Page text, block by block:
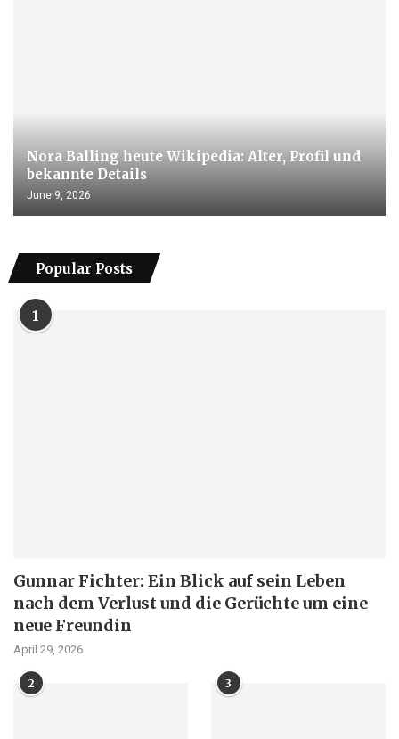
Nora Balling heute Wikipedia: Alter, Profil und
bekannte Details
June 9, 2026
Popular Posts
1
Gunnar Fichter: Ein Blick auf sein Leben
nach dem Verlust und die Gerüchte um eine
neue Freundin
April 29, 2026
2 3